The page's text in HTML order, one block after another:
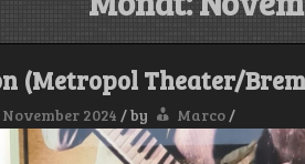
(Metropol Theater/
November 2024 /by Marco/